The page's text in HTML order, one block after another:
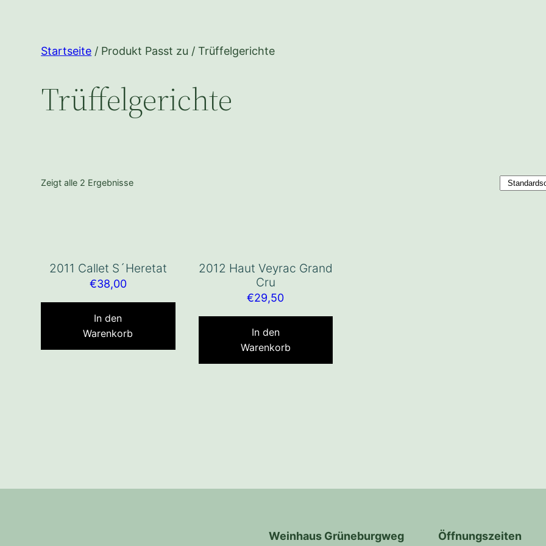
Startseite / Produkt Passt zu / Trüffelgerichte
Trüffelgerichte
Zeigt alle 2 Ergebnisse
2011 Callet S´Heretat
€38,00
In den
Warenkorb
2012 Haut Veyrac Grand
Cru
€29,50
In den
Warenkorb
Weinhaus Grüneburgweg Öffnungszeiten